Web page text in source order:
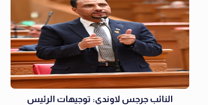
النائب جرجس لاوندي: توجيهات الرئيس